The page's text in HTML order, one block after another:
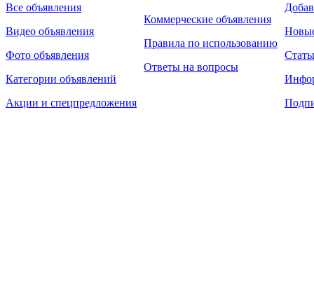
Все объявления
Видео объявления
Фото объявления
Категории объявлений
Акции и спецпредложения
Коммерческие объявления
Правила по использованию
Ответы на вопросы